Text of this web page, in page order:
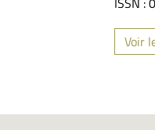
Voir